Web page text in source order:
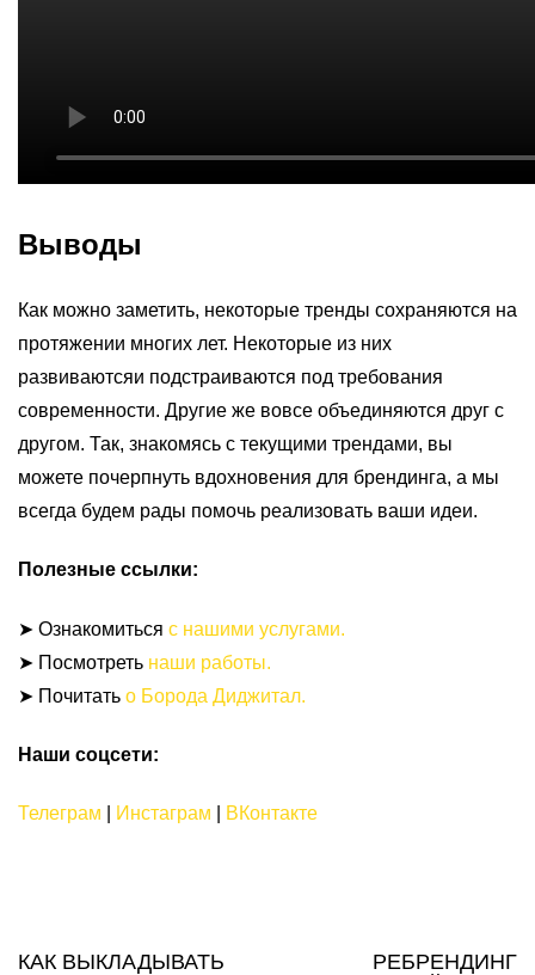
Выводы
Как можно заметить, некоторые тренды сохраняются на
протяжении многих лет. Некоторые из них
развиваютсяи подстраиваются под требования
современности. Другие же вовсе объединяются друг с
другом. Так, знакомясь с текущими трендами, вы
можете почерпнуть вдохновения для брендинга, а мы
всегда будем рады помочь реализовать ваши идеи.
Полезные ссылки:
➤ Ознакомиться с нашими услугами.
➤ Посмотреть наши работы.
➤ Почитать о Борода Диджитал.
Наши соцсети:
Телеграм Инстаграм ВКонтакте
КАК ВЫКЛАДЫВАТЬ
РЕБРЕНДИНГ